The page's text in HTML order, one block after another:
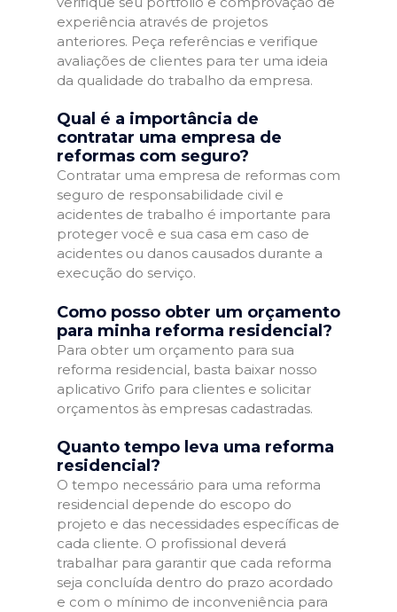
experiência através de projetos
anteriores. Peça referências e verifique
avaliações de clientes para ter uma ideia
da qualidade do trabalho da empresa.
Qual é a importância de
contratar uma empresa de
reformas com seguro?
Contratar uma empresa de reformas com
seguro de responsabilidade civil e
acidentes de trabalho é importante para
proteger você e sua casa em caso de
acidentes ou danos causados durante a
execução do serviço.
Como posso obter um orçamento
para minha reforma residencial?
Para obter um orçamento para sua
reforma residencial, basta baixar nosso
aplicativo Grifo para clientes e solicitar
orçamentos às empresas cadastradas.
Quanto tempo leva uma reforma
residencial?
O tempo necessário para uma reforma
residencial depende do escopo do
projeto e das necessidades específicas de
cada cliente. O profissional deverá
trabalhar para garantir que cada reforma
seja concluída dentro do prazo acordado
e com o mínimo de inconveniência para